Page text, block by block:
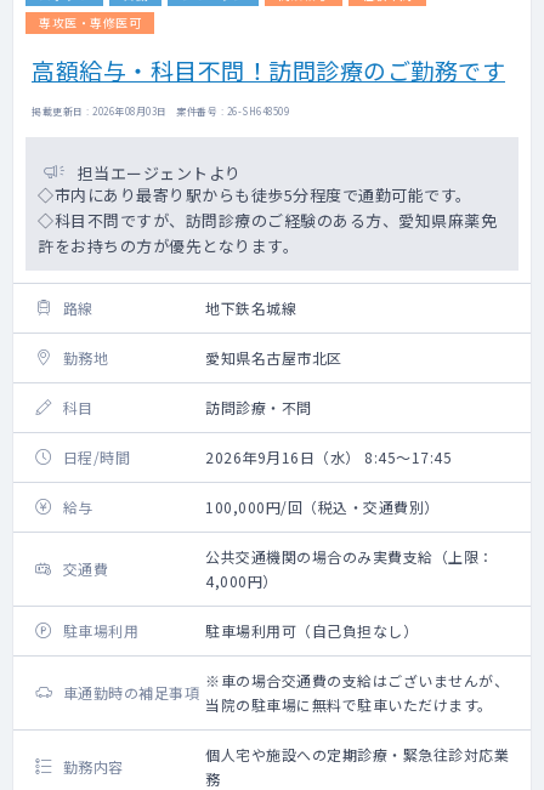
専攻医・専修医可
高額給与・科目不問！訪問診療のご勤務です
掲載更新日 : 2026年08月03日 案件番号 : 26-SH648509
担当エージェントより
◇市内にあり最寄り駅からも徒歩5分程度で通勤可能です。
◇科目不問ですが、訪問診療のご経験のある方、愛知県麻薬免
許をお持ちの方が優先となります。
路線 地下鉄名城線
勤務地 愛知県名古屋市北区
科目 訪問診療・不問
日程/時間 2026年9月16日（水） 8:45～17:45
給与 100,000円/回（税込・交通費別）
交通費
公共交通機関の場合のみ実費支給（上限：
4,000円）
駐車場利用 駐車場利用可（自己負担なし）
車通勤時の補足事項
※車の場合交通費の支給はございませんが、
当院の駐車場に無料で駐車いただけます。
勤務内容
個人宅や施設への定期診療・緊急往診対応業
務